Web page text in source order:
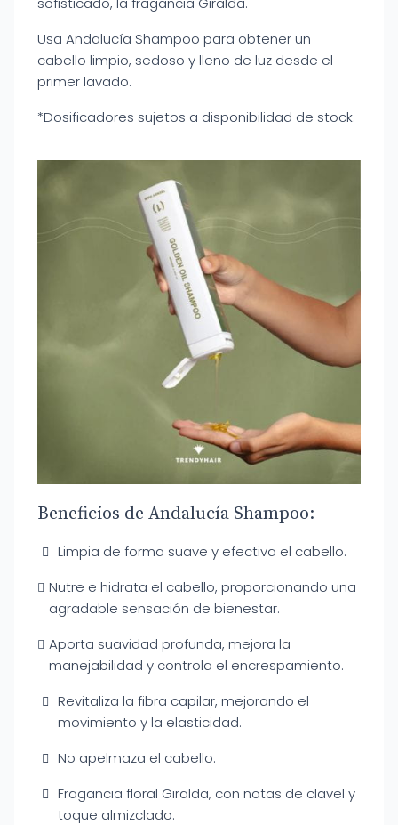
Usa Andalucía Shampoo para obtener un
cabello limpio, sedoso y lleno de luz desde el
primer lavado.
*Dosificadores sujetos a disponibilidad de stock.
Beneficios de Andalucía Shampoo:
Limpia de forma suave y efectiva el cabello.
Nutre e hidrata el cabello, proporcionando una
agradable sensación de bienestar.
Aporta suavidad profunda, mejora la
manejabilidad y controla el encrespamiento.
Revitaliza la fibra capilar, mejorando el
movimiento y la elasticidad.
No apelmaza el cabello.
Fragancia floral Giralda, con notas de clavel y
toque almizclado.